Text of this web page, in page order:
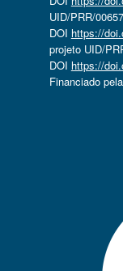
UID/PRR/
DOI https://
projeto UID/
DOI https://
Financiado